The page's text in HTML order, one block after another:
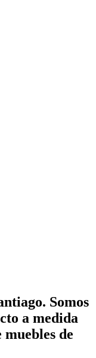
Somos
a medida
de